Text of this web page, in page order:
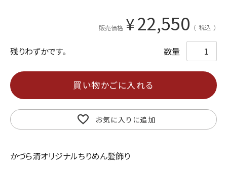
販売価格 ¥22,550 税込
残りわずかです。
お気に入りに追加
買い物かごに入れる
かづら清オリジナルちりめん髪飾り